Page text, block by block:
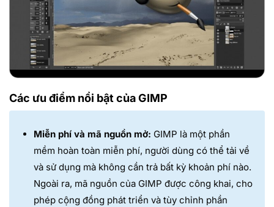
Các ưu điểm nổi bật của GIMP
Miễn phí và mã nguồn mở: GIMP là một phần
mềm hoàn toàn miễn phí, người dùng có thể tải về
và sử dụng mà không cần trả bất kỳ khoản phí nào.
Ngoài ra, mã nguồn của GIMP được công khai, cho
phép cộng đồng phát triển và tùy chỉnh phần